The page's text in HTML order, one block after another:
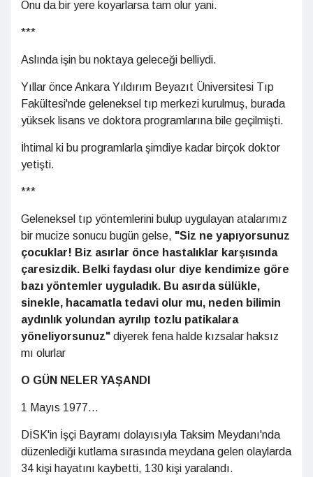
Onu da bir yere koyarlarsa tam olur yani.
***
Aslında işin bu noktaya geleceği belliydi.
Yıllar önce Ankara Yıldırım Beyazıt Üniversitesi Tıp
Fakültesi'nde geleneksel tıp merkezi kurulmuş, burada
yüksek lisans ve doktora programlarına bile geçilmişti.
İhtimal ki bu programlarla şimdiye kadar birçok doktor
yetişti.
***
Geleneksel tıp yöntemlerini bulup uygulayan atalarımız
bir mucize sonucu bugün gelse, "Siz ne yapıyorsunuz
çocuklar! Biz asırlar önce hastalıklar karşısında
çaresizdik. Belki faydası olur diye kendimize göre
bazı yöntemler uyguladık. Bu asırda sülükle,
sinekle, hacamatla tedavi olur mu, neden bilimin
aydınlık yolundan ayrılıp tozlu patikalara
yöneliyorsunuz" diyerek fena halde kızsalar haksız
mı olurlar
O GÜN NELER YAŞANDI
1 Mayıs 1977...
DİSK'in İşçi Bayramı dolayısıyla Taksim Meydanı'nda
düzenlediği kutlama sırasında meydana gelen olaylarda
34 kişi hayatını kaybetti, 130 kişi yaralandı.